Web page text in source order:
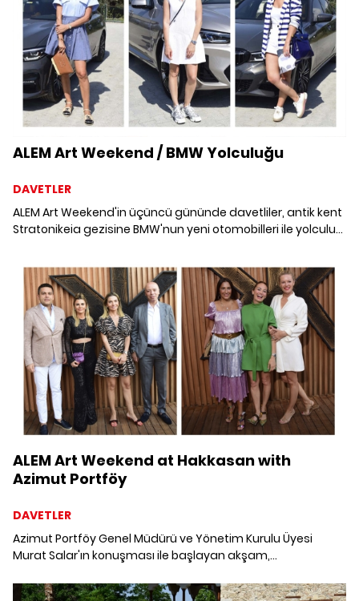
ALEM Art Weekend / BMW Yolculuğu
DAVETLER
ALEM Art Weekend'in üçüncü gününde davetliler, antik kent
Stratonikeia gezisine BMW'nun yeni otomobilleri ile yolculuk
ALEM Art Weekend at Hakkasan with
Azimut Portföy
DAVETLER
Azimut Portföy Genel Müdürü ve Yönetim Kurulu Üyesi
Murat Salar'ın konuşması ile başlayan akşam,